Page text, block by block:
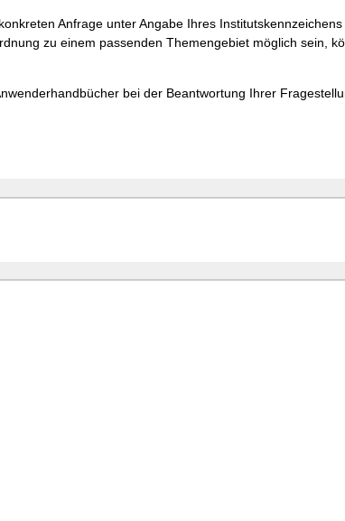
Anfrage unter Angabe Ihres
zu einem passenden Themengebiet möglich sein,
bei der Beantwortung Ihrer